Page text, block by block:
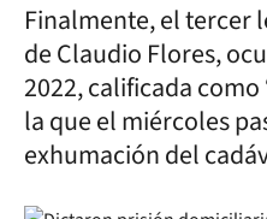
Finalmente, el tercer
de Claudio Flores,
2022, calificada
la que el miércoles
exhumación del